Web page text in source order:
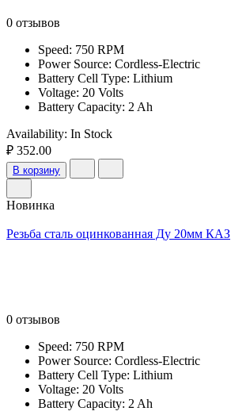
0 отзывов
Speed: 750 RPM
Power Source: Cordless-Electric
Battery Cell Type: Lithium
Voltage: 20 Volts
Battery Capacity: 2 Ah
Availability: In Stock
₽ 352.00
В корзину
Новинка
Резьба сталь оцинкованная Ду 20мм КАЗ
0 отзывов
Speed: 750 RPM
Power Source: Cordless-Electric
Battery Cell Type: Lithium
Voltage: 20 Volts
Battery Capacity: 2 Ah